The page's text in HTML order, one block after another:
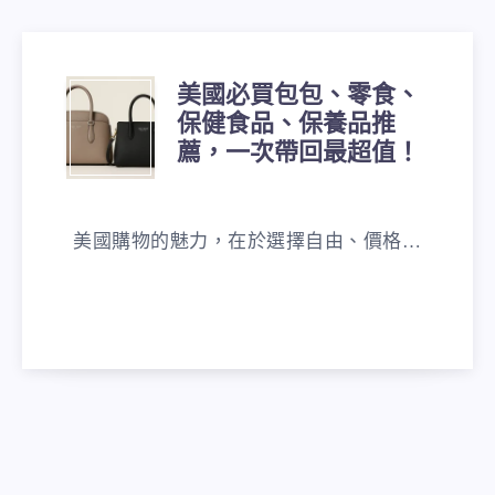
美
國
必
買
包、
美國必買包包、零食、
保健食品、保養品推
薦，一次帶回最超值！
美國購物的魅力，在於選擇自由、價格…